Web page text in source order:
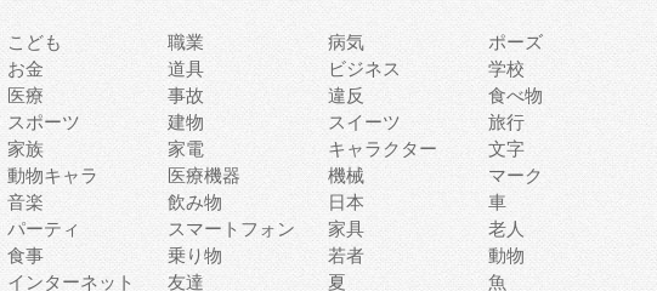
こども 職業 病気
ポーズ
お金 道具 ビジネス
学校
医療 事故 違反
食べ物
スポーツ 建物 スイーツ
旅行
家族 家電 キャラクター
文字
動物キャラ 医療機器 機械
マーク
音楽 飲み物 日本
車
パーティ スマートフォン 家具
老人
食事 乗り物 若者
動物
インターネット 友達 夏
魚